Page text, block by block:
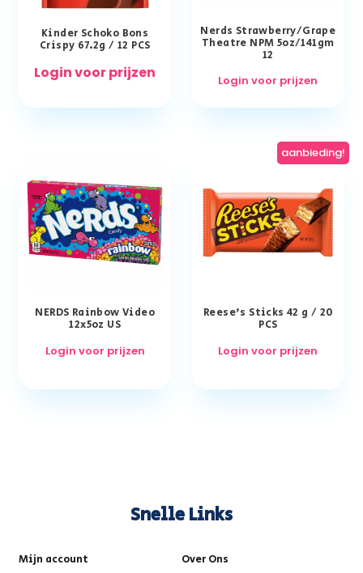
Kinder Schoko Bons
Crispy 67.2g / 12 PCS
Login voor prijzen
Nerds Strawberry/Grape
Theatre NPM 5oz/141gm
12
Login voor prijzen
NERDS Rainbow Video
12x5oz US
Login voor prijzen
aanbieding!
Reese’s Sticks 42 g / 20
PCS
Login voor prijzen
Snelle Links
Mijn account
Over Ons